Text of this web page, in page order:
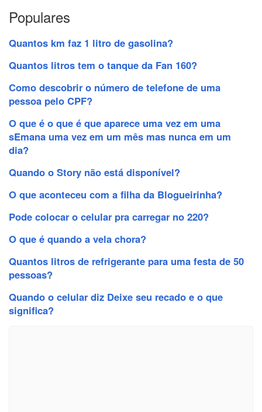
Populares
Quantos km faz 1 litro de gasolina?
Quantos litros tem o tanque da Fan 160?
Como descobrir o número de telefone de uma
pessoa pelo CPF?
O que é o que é que aparece uma vez em uma
sEmana uma vez em um mês mas nunca em um
dia?
Quando o Story não está disponível?
O que aconteceu com a filha da Blogueirinha?
Pode colocar o celular pra carregar no 220?
O que é quando a vela chora?
Quantos litros de refrigerante para uma festa de 50
pessoas?
Quando o celular diz Deixe seu recado e o que
significa?